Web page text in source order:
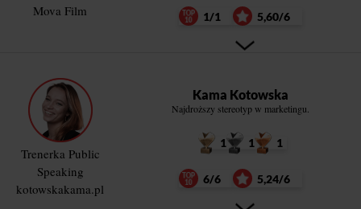
Mova Film
1/1 5,60/6
Trenerka Public
Speaking
kotowskakama.pl
Kama Kotowska
Najdroższy stereotyp w marketingu.
1 1 1
6/6 5,24/6